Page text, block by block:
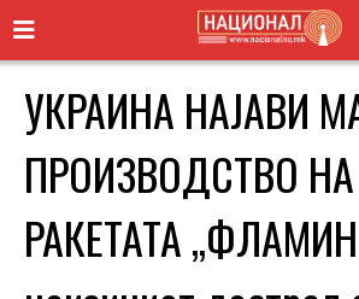
УКРАИНА НАЈАВИ
ПРОИЗВОДСТВО НА
РАКЕТАТА